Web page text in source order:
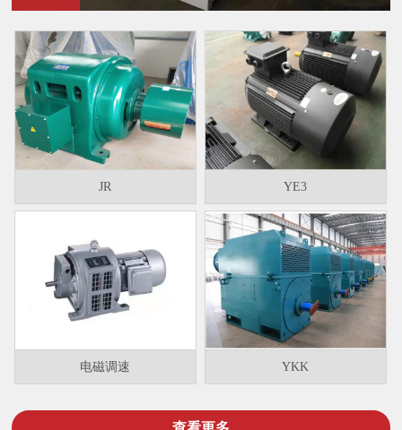
JR YE3
电磁调速 YKK